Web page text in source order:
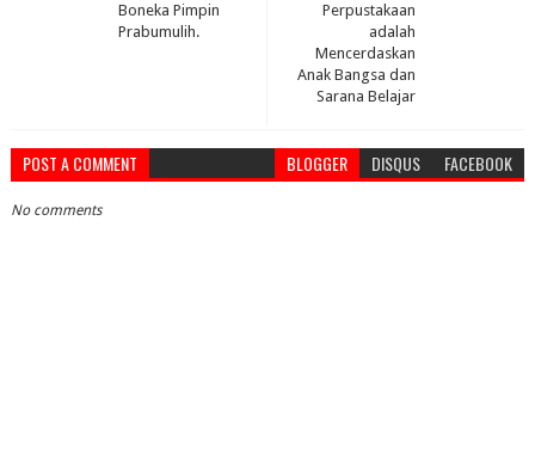
Perpustakaan
adalah
Mencerdaskan
Anak Bangsa dan
Sarana Belajar
Boneka Pimpin
Prabumulih.
POST A COMMENT BLOGGER DISQUS FACEBOOK
No comments